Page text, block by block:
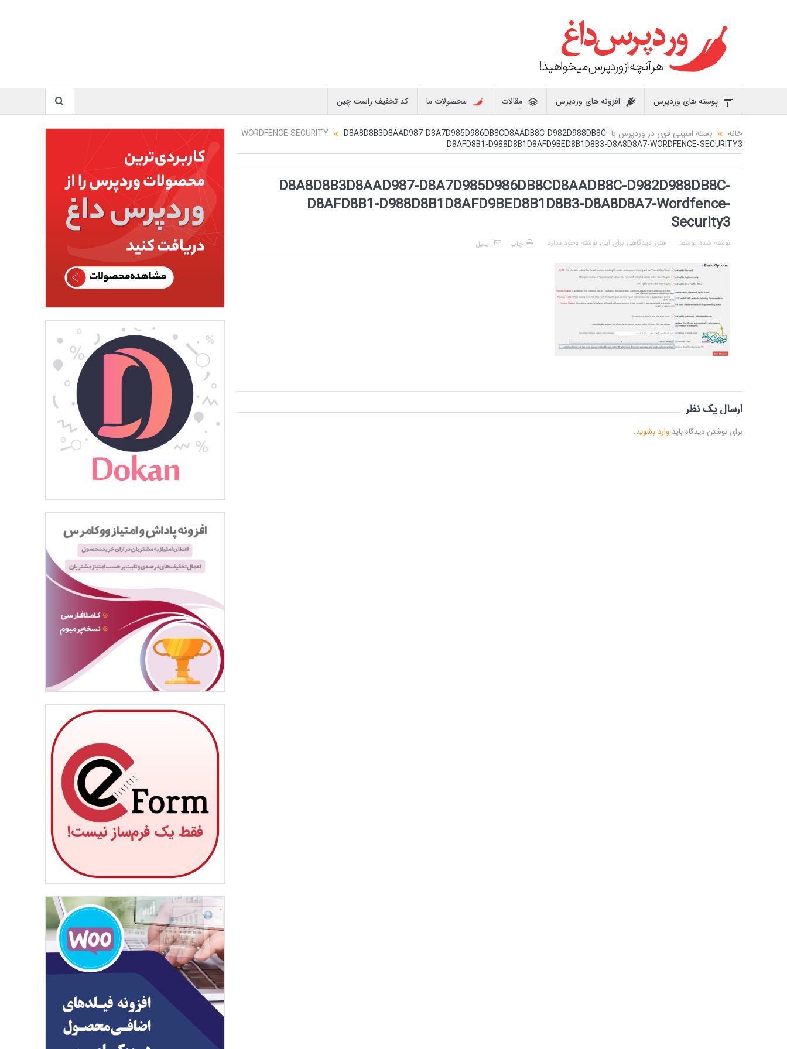
پوسته های وردپرس افزونه های وردپرس مقالات محصولات ما کد تخفیف راست چین
خانه بسته امنیتی قوی در وردپرس با WORDFENCE SECURITY D8A8D8B3D8AAD987-D8A7D985D986DB8CD8AADB8C-D982D988DB8C-
D8AFD8B1-D988D8B1D8AFD9BED8B1D8B3-D8A8D8A7-WORDFENCE-SECURITY3
D8A8D8B3D8AAD987-D8A7D985D986DB8CD8AADB8C-D982D988DB8C-
D8AFD8B1-D988D8B1D8AFD9BED8B1D8B3-D8A8D8A7-Wordfence-
Security3
نوشته شده توسط: هنوز دیدگاهی برای این نوشته وجود ندارد چاپ ایمیل
ارسال یک نظر
برای نوشتن دیدگاه بایدوارد بشوید.